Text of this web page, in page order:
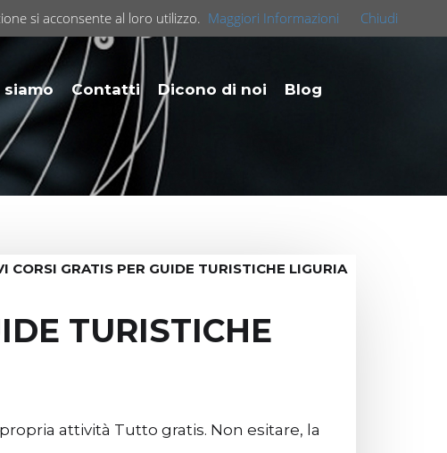
siamo Contatti Dicono di noi Blog
CORSI GRATIS PER GUIDE TURISTICHE LIGURIA
TURISTICHE
attività Tutto gratis. Non esitare, la
si acconsente al loro utilizzo. Maggiori Informazioni Chiudi